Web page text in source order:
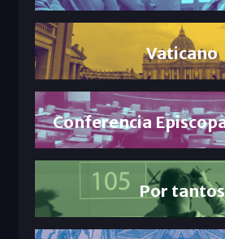
Vaticano
Conferencia
Por tantos